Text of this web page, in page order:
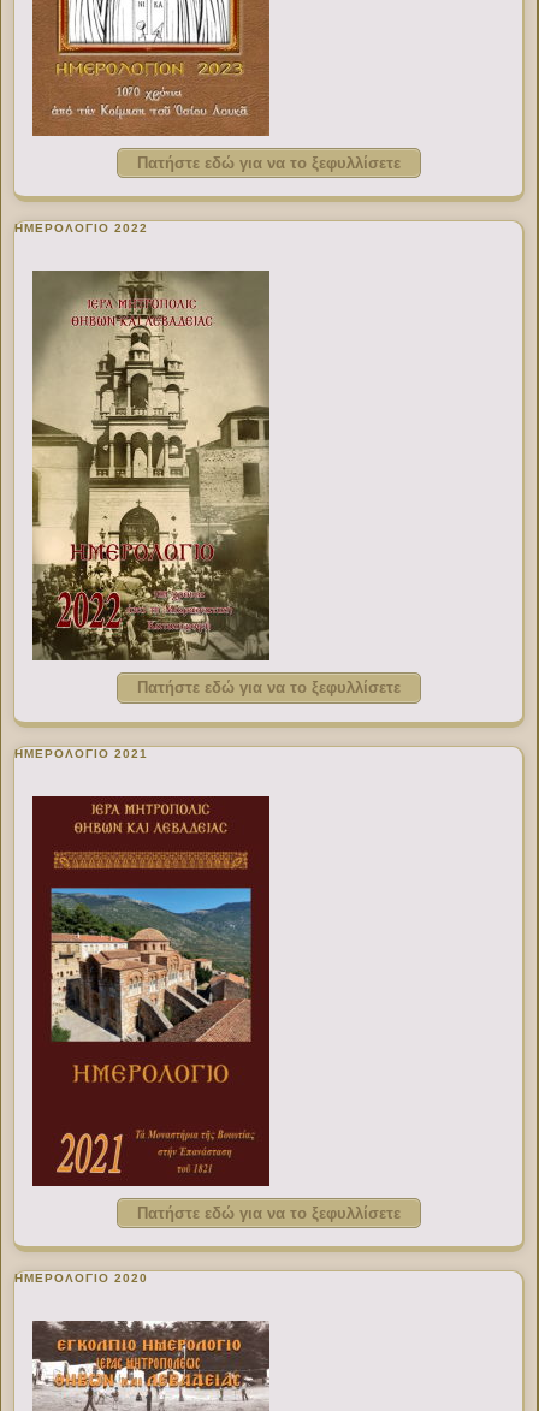
Πατήστε εδώ για να το ξεφυλλίσετε
ΗΜΕΡΟΛΟΓΙΟ 2022
Πατήστε εδώ για να το ξεφυλλίσετε
ΗΜΕΡΟΛΟΓΙΟ 2021
Πατήστε εδώ για να το ξεφυλλίσετε
ΗΜΕΡΟΛΟΓΙΟ 2020